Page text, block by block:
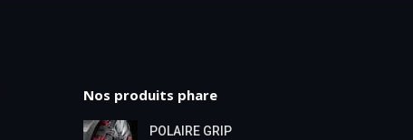
Nos produits phare
POLAIRE GRIP